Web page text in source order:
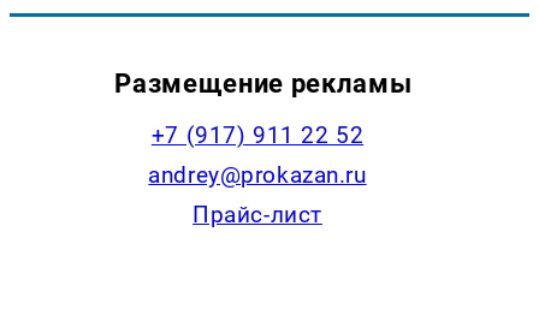
Размещение рекламы
+7 (917) 911 22 52
andrey@prokazan.ru
Прайс-лист